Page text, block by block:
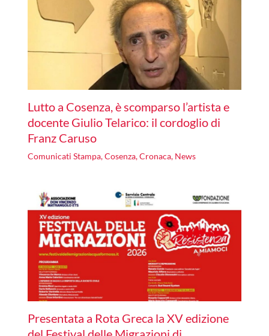
Lutto a Cosenza, è scomparso l’artista e
docente Giulio Telarico: il cordoglio di
Franz Caruso
Comunicati Stampa,Cosenza,Cronaca, News
Presentata a Rota Greca la XV edizione